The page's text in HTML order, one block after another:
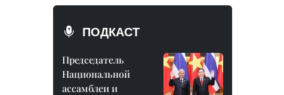
ПОДКАСТ
Председатель
Национальной
ассамблеи и